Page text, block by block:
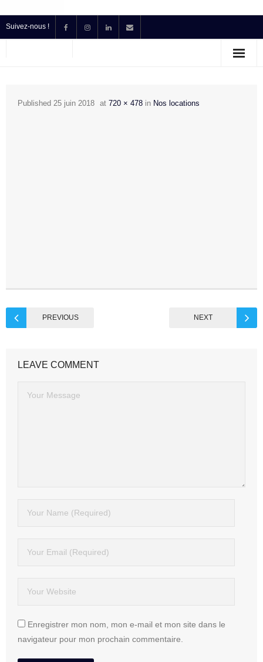
Suivez-nous !
Prestataire Technique Événementiel
Published 25 juin 2018 at 720 × 478 in Nos locations
PREVIOUS NEXT
LEAVE COMMENT
Enregistrer mon nom, mon e-mail et mon site dans le
navigateur pour mon prochain commentaire.